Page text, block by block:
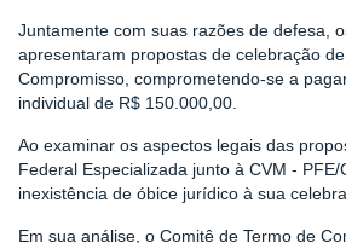
Juntamente com suas razões de defesa,
apresentaram propostas de celebração
Compromisso, comprometendo-se a
individual de R$ 150.000,00.
Ao examinar os aspectos legais das
Federal Especializada junto à CVM - PFE/
inexistência de óbice jurídico à sua
Em sua análise, o Comitê de Termo de